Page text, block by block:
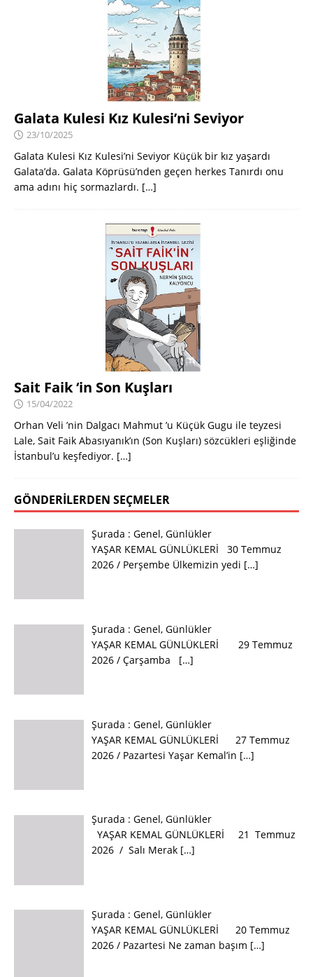
Galata Kulesi Kız Kulesi’ni Seviyor
23/10/2025
Galata Kulesi Kız Kulesi’ni Seviyor Küçük bir kız yaşardı
Galata’da. Galata Köprüsü’nden geçen herkes Tanırdı onu
ama adını hiç sormazlardı. […]
Sait Faik ‘in Son Kuşları
15/04/2022
Orhan Veli ’nin Dalgacı Mahmut ’u Küçük Gugu ile teyzesi
Lale, Sait Faik Abasıyanık’ın (Son Kuşları) sözcükleri eşliğinde
İstanbul’u keşfediyor. […]
GÖNDERILERDEN SEÇMELER
Şurada : Genel, Günlükler
YAŞAR KEMAL GÜNLÜKLERİ 30 Temmuz
2026 / Perşembe Ülkemizin yedi […]
Şurada : Genel, Günlükler
YAŞAR KEMAL GÜNLÜKLERİ 29 Temmuz
2026 / Çarşamba […]
Şurada : Genel, Günlükler
YAŞAR KEMAL GÜNLÜKLERİ 27 Temmuz
2026 / Pazartesi Yaşar Kemal’in […]
Şurada : Genel, Günlükler
YAŞAR KEMAL GÜNLÜKLERİ 21 Temmuz
2026 / Salı Merak […]
Şurada : Genel, Günlükler
YAŞAR KEMAL GÜNLÜKLERİ 20 Temmuz
2026 / Pazartesi Ne zaman başım […]